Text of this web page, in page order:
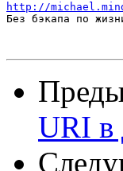
http://
Без бэкапа по
URI в